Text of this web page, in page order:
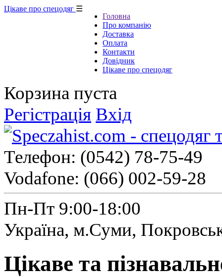
Цікаве про спецодяг ☰
Головна
Про компанію
Доставка
Оплата
Контакти
Довідник
Цікаве про спецодяг
Корзина пуста
Регістрація Вхід
Телефон: (0542) 78-75-49
Vodafone: (066) 002-59-28
Пн-Пт 9:00-18:00
Україна, м.Суми,
Цікаве та